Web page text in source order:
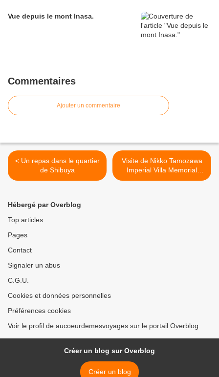
Vue depuis le mont Inasa.
Commentaires
Ajouter un commentaire
< Un repas dans le quartier
de Shibuya
Visite de Nikko Tamozawa
Imperial Villa Memorial
Park. >
Hébergé par Overblog
Top articles
Pages
Contact
Signaler un abus
C.G.U.
Cookies et données personnelles
Préférences cookies
Voir le profil de aucoeurdemesvoyages sur le portail Overblog
Créer un blog sur Overblog
Créer un blog